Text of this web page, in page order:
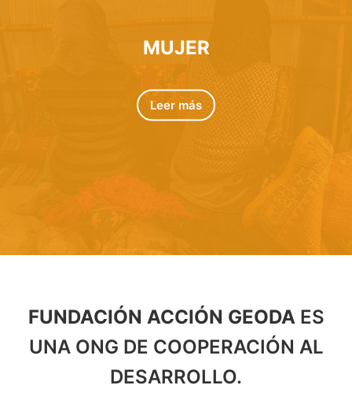
MUJER
Leer más
FUNDACIÓN ACCIÓN GEODAES
UNA ONG DE COOPERACIÓN AL
DESARROLLO.